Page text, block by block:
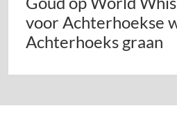
voor Achterhoekse
Achterhoeks graan